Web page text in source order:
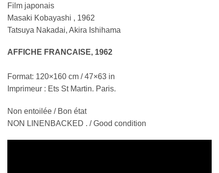
Film japonais
Masaki Kobayashi , 1962
Tatsuya Nakadai, Akira Ishihama
AFFICHE FRANCAISE, 1962
Format: 120×160 cm / 47×63 in
Imprimeur : Ets St Martin. Paris.
Non entoilée / Bon état
NON LINENBACKED . / Good condition